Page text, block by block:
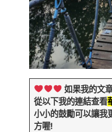
如果我的文
從以下我的連結查看
小小的鼓勵可以讓我
方喔!